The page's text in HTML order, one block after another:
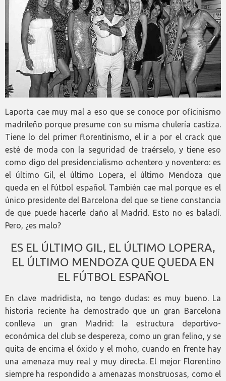
Laporta cae muy mal a eso que se conoce por oficinismo
madrileño porque presume con su misma chulería castiza.
Tiene lo del primer florentinismo, el ir a por el crack que
esté de moda con la seguridad de traérselo, y tiene eso
como digo del presidencialismo ochentero y noventero: es
el último Gil, el último Lopera, el último Mendoza que
queda en el fútbol español. También cae mal porque es el
único presidente del Barcelona del que se tiene constancia
de que puede hacerle daño al Madrid. Esto no es baladí.
Pero, ¿es malo?
ES EL ÚLTIMO GIL, EL ÚLTIMO LOPERA,
EL ÚLTIMO MENDOZA QUE QUEDA EN
EL FÚTBOL ESPAÑOL
En clave madridista, no tengo dudas: es muy bueno. La
historia reciente ha demostrado que un gran Barcelona
conlleva un gran Madrid: la estructura deportivo-
económica del club se despereza, como un gran felino, y se
quita de encima el óxido y el moho, cuando en frente hay
una amenaza muy real y muy directa. El mejor Florentino
siempre ha respondido a amenazas monstruosas, como el